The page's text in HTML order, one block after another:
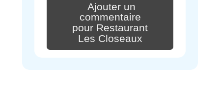
Ajouter un
commentaire
pour Restaurant
Les Closeaux